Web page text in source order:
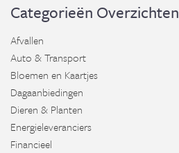
Categorieën Overzichten
Afvallen
Auto & Transport
Bloemen en Kaartjes
Dagaanbiedingen
Dieren & Planten
Energieleveranciers
Financieel